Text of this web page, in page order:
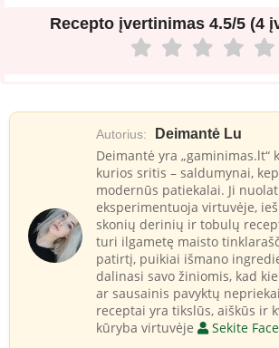
Recepto įvertinimas 4.5/5 (4
Autorius: Deimantė Lu
Deimantė yra „gaminimas.lt“
kurios sritis – saldumynai,
modernūs patiekalai. Ji nuolat
eksperimentuoja virtuvėje,
skonių derinių ir tobulų
turi ilgametę maisto
patirtį, puikiai išmano
dalinasi savo žiniomis, kad
ar sausainis pavyktų
receptai yra tikslūs, aiškūs ir
kūryba virtuvėje
Sekite